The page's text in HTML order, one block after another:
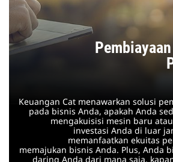
Keuangan Cat menawarkan solusi
pada bisnis Anda, apakah Anda
mengakuisisi mesin baru
investasi Anda di luar
memanfaatkan ekuitas
memajukan bisnis Anda. Plus, Anda
daring Anda dari mana saja,